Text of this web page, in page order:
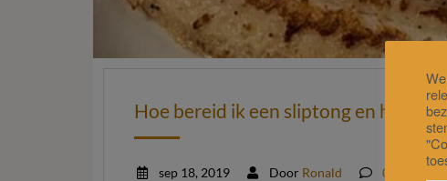
Hoe bereid ik een sliptong en hoe
sep 18, 2019 Door Ronald 0 Reactie